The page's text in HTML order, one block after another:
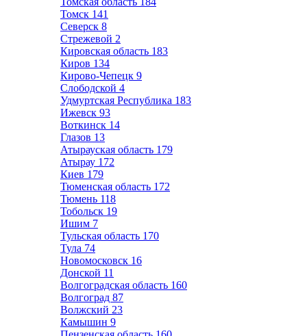
Томск 141
Северск 8
Стрежевой 2
Кировская область 183
Киров 134
Кирово-Чепецк 9
Слободской 4
Удмуртская Республика 183
Ижевск 93
Воткинск 14
Глазов 13
Атырауская область 179
Атырау 172
Киев 179
Тюменская область 172
Тюмень 118
Тобольск 19
Ишим 7
Тульская область 170
Тула 74
Новомосковск 16
Донской 11
Волгоградская область 160
Волгоград 87
Волжский 23
Камышин 9